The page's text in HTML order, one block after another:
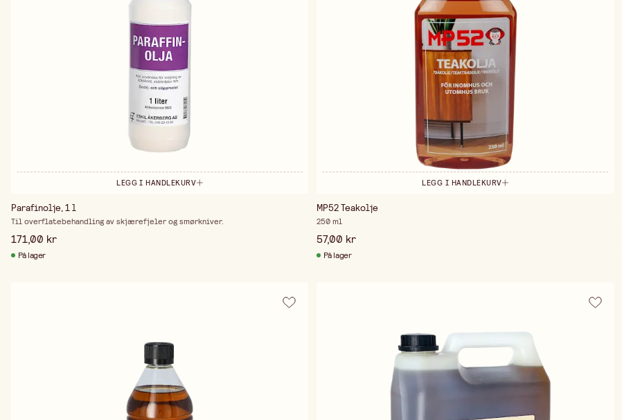
LEGG I HANDLEKURV
Parafinolje, 1 l
Til overflatebehandling av skjærefjeler og smørkniver.
171,00 kr
På lager
LEGG I HANDLEKURV
MP52 Teakolje
250 ml
57,00 kr
På lager